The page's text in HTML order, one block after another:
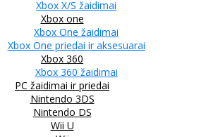
Xbox X/S žaidimai
Xbox one
Xbox One žaidimai
Xbox One priedai ir aksesuarai
Xbox 360
Xbox 360 žaidimai
PC žaidimai ir priedai
Nintendo 3DS
Nintendo DS
Wii U